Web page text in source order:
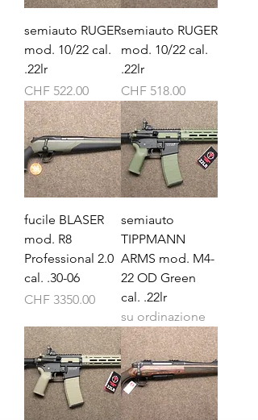
semiauto RUGER
mod. 10/22 cal.
.22lr
Prezzo
CHF 522.00
semiauto RUGER
mod. 10/22 cal.
.22lr
Prezzo
CHF 518.00
fucile BLASER
mod. R8
Professional 2.0
cal. .30-06
Prezzo
CHF 3350.00
semiauto
TIPPMANN
ARMS mod. M4-
22 OD Green
cal. .22lr
su ordinazione